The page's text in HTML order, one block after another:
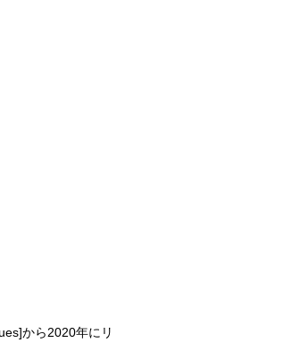
から2020年にリ